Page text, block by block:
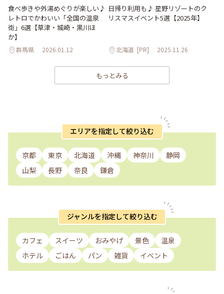
食べ歩きや外湯めぐりが楽しい♪
レトロでかわいい「全国の温泉
街」6選【草津・城崎・黒川ほ
か】
群馬県 2026.01.12
日帰り利用も♪ 星野リゾートのク
リスマスイベント5選【2025年】
北海道 [PR] 2025.11.26
もっとみる
エリアを指定して絞り込む
京都 東京 北海道 沖縄 神奈川
静岡
山梨
長野 奈良 鎌倉
ジャンルを指定して絞り込む
カフェ スイーツ おみやげ 景色
温泉
ホテル
ごはん パン 雑貨 イベント